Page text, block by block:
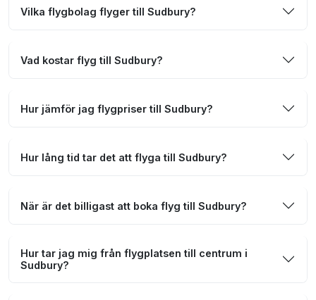
Vilka flygbolag flyger till Sudbury?
Vad kostar flyg till Sudbury?
Hur jämför jag flygpriser till Sudbury?
Hur lång tid tar det att flyga till Sudbury?
När är det billigast att boka flyg till Sudbury?
Hur tar jag mig från flygplatsen till centrum i
Sudbury?